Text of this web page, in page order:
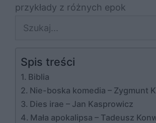
przykłady z różnych epok
Szukaj
Spis treści
Biblia
Nie-boska komedia – Zygmunt
Dies irae – Jan Kasprowicz
Mała apokalipsa – Tadeusz